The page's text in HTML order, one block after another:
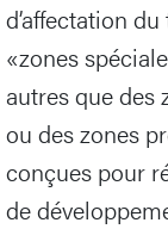
d’affectation
«zones
autres que des
ou des zones
conçues pour
de